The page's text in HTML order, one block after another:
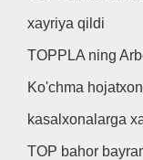
xayriya qildi
TOPPLA ning
Ko'chma
kasalxonalarga
TOP bahor